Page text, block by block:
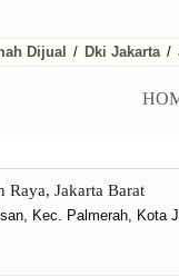
Dijual / Dki Jakarta /
Raya, Jakarta Barat
Kec. Palmerah, Kota